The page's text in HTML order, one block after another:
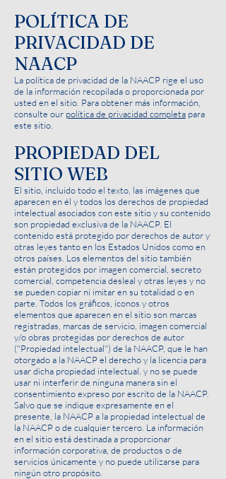
POLÍTICA DE
PRIVACIDAD DE
NAACP
La política de privacidad de la NAACP rige el uso
de la información recopilada o proporcionada por
usted en el sitio. Para obtener más información,
consulte our política de privacidad completa para
este sitio.
PROPIEDAD DEL
SITIO WEB
El sitio, incluido todo el texto, las imágenes que
aparecen en él y todos los derechos de propiedad
intelectual asociados con este sitio y su contenido
son propiedad exclusiva de la NAACP. El
contenido está protegido por derechos de autor y
otras leyes tanto en los Estados Unidos como en
otros países. Los elementos del sitio también
están protegidos por imagen comercial, secreto
comercial, competencia desleal y otras leyes y no
se pueden copiar ni imitar en su totalidad o en
parte. Todos los gráficos, íconos y otros
elementos que aparecen en el sitio son marcas
registradas, marcas de servicio, imagen comercial
y/o obras protegidas por derechos de autor
("Propiedad intelectual") de la NAACP, que le han
otorgado a la NAACP el derecho y la licencia para
usar dicha propiedad intelectual. y no se puede
usar ni interferir de ninguna manera sin el
consentimiento expreso por escrito de la NAACP.
Salvo que se indique expresamente en el
presente, la NAACP a la propiedad intelectual de
la NAACP o de cualquier tercero. La información
en el sitio está destinada a proporcionar
información corporativa, de productos o de
servicios únicamente y no puede utilizarse para
ningún otro propósito.